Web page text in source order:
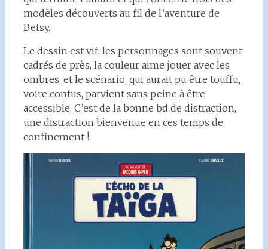
modèles découverts au fil de l’aventure de
Betsy.
Le dessin est vif, les personnages sont souvent
cadrés de près, la couleur aime jouer avec les
ombres, et le scénario, qui aurait pu être touffu,
voire confus, parvient sans peine à être
accessible. C’est de la bonne bd de distraction,
une distraction bienvenue en ces temps de
confinement !